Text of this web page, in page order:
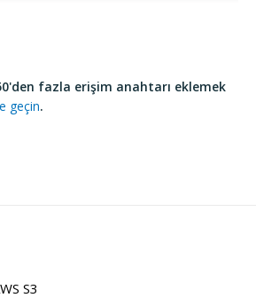
fazla erişim anahtarı eklemek
geçin.
S3